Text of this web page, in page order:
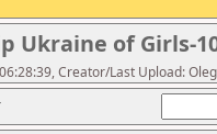
Ukraine of Girls-
Creator/Last Upload: